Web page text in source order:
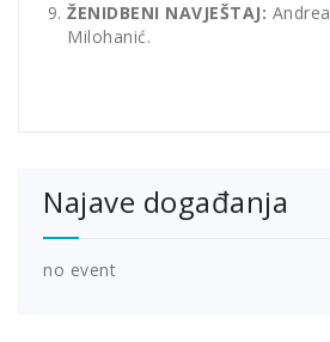
ŽENIDBENI NAVJEŠTAJ:
Milohanić.
Najave događanja
no event